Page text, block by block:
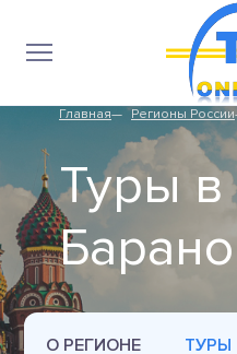
Главная Регионы России
Туры в
О РЕГИОНЕ ТУРЫ